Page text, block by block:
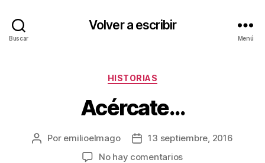
Buscar
Volver a escribir
Menú
Categorías
HISTORIAS
Acércate…
Autor
Por emilioelmago
Fecha13 septiembre, 2016
No hay comentariosen